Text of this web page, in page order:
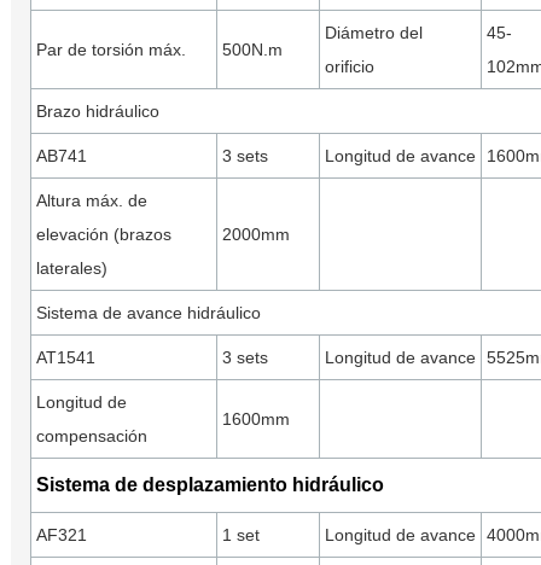
Par de torsión máx. 500N.m
Diámetro del
orificio
45-
Brazo hidráulico
AB741 3 sets Longitud de avance
Altura máx. de
elevación (brazos
laterales)
2000mm
Sistema de avance hidráulico
AT1541 3 sets Longitud de avance
Longitud de
compensación
1600mm
Sistema de desplazamiento hidráulico
AF321 1 set Longitud de avance